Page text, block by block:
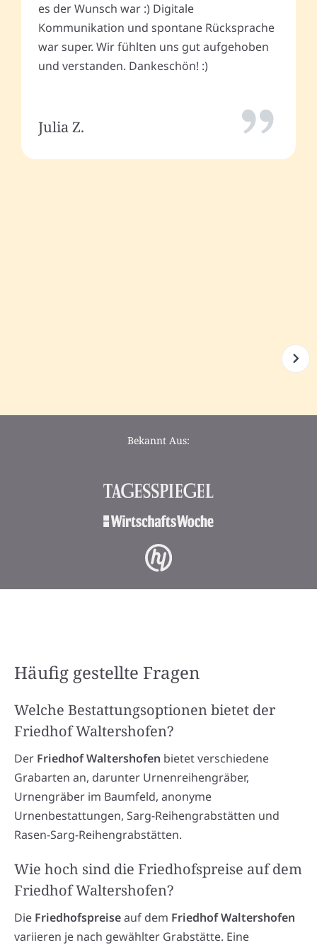
es der Wunsch war :) Digitale
Kommunikation und spontane Rücksprache
war super. Wir fühlten uns gut aufgehoben
und verstanden. Dankeschön! :)
Julia Z.
Bekannt Aus:
Häufig gestellte Fragen
Welche Bestattungsoptionen bietet der
Friedhof Waltershofen?
Der Friedhof Waltershofen bietet verschiedene
Grabarten an, darunter Urnenreihengräber,
Urnengräber im Baumfeld, anonyme
Urnenbestattungen, Sarg-Reihengrabstätten und
Rasen-Sarg-Reihengrabstätten.
Wie hoch sind die Friedhofspreise auf dem
Friedhof Waltershofen?
Die Friedhofspreiseauf dem Friedhof Waltershofen
variieren je nach gewählter Grabstätte. Eine